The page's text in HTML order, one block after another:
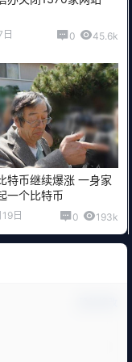
日 0 45.6k
特币继续爆涨 一身家
一个比特币
日 0 193k